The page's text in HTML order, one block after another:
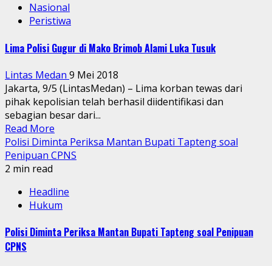
Nasional
Peristiwa
Lima Polisi Gugur di Mako Brimob Alami Luka Tusuk
Lintas Medan 9 Mei 2018
Jakarta, 9/5 (LintasMedan) – Lima korban tewas dari
pihak kepolisian telah berhasil diidentifikasi dan
sebagian besar dari...
Read More
Polisi Diminta Periksa Mantan Bupati Tapteng soal
Penipuan CPNS
2 min read
Headline
Hukum
Polisi Diminta Periksa Mantan Bupati Tapteng soal Penipuan
CPNS